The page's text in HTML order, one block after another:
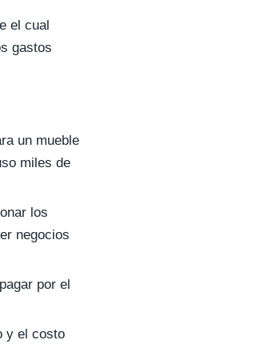
el cual
gastos
un mueble
miles de
los
negocios
por el
y el costo